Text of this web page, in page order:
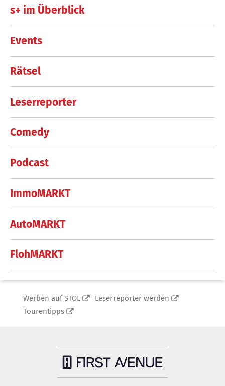
s+ im Überblick
Events
Rätsel
Leserreporter
Comedy
Podcast
ImmoMARKT
AutoMARKT
FlohMARKT
Werben auf STOL
Leserreporter werden
Tourentipps